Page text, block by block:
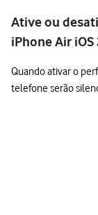
Ative ou
iPhone Air iOS
Quando ativar o
telefone serão